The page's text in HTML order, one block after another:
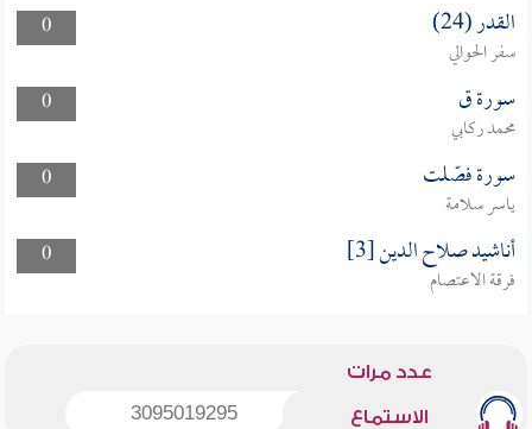
0
القدر (24)
سفر الحوالي
0
سورة ق
محمد ركابي
0
سورة فصّلت
ياسر سلامة
0
أناشيد صلاح الدين [3]
فرقة الاعتصام
عدد مرات
الاستماع 3095019295